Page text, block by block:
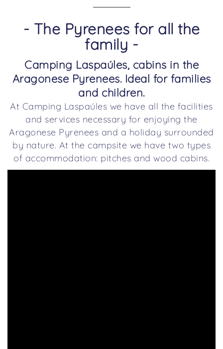
- The Pyrenees for all the
family -
Camping Laspaúles, cabins in the
Aragonese Pyrenees. Ideal for families
and children.
At Camping Laspaúles we have all the facilities
and services necessary for enjoying the
Aragonese Pyrenees and a holiday surrounded
by nature. At the campsite we have two types
of accommodation: pitches and wood cabins.